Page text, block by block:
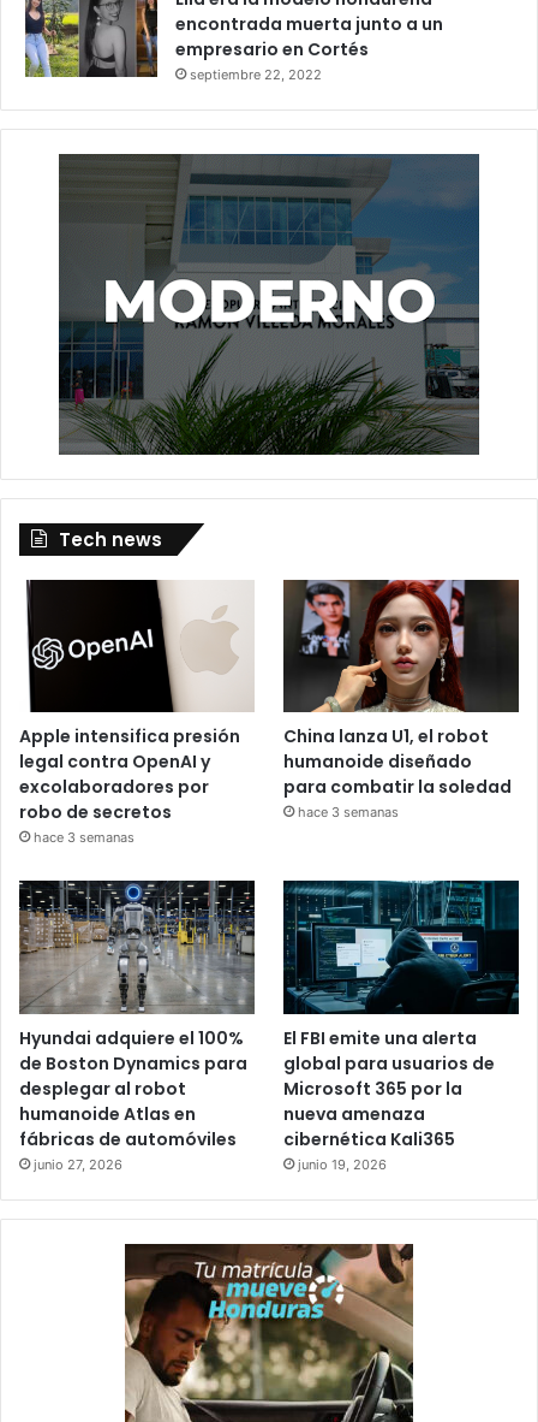
encontrada muerta junto a un
empresario en Cortés
septiembre 22, 2022
Tech news
Apple intensifica presión
legal contra OpenAI y
excolaboradores por
robo de secretos
hace 3 semanas
China lanza U1, el robot
humanoide diseñado
para combatir la soledad
hace 3 semanas
Hyundai adquiere el 100%
de Boston Dynamics para
desplegar al robot
humanoide Atlas en
fábricas de automóviles
junio 27, 2026
El FBI emite una alerta
global para usuarios de
Microsoft 365 por la
nueva amenaza
cibernética Kali365
junio 19, 2026